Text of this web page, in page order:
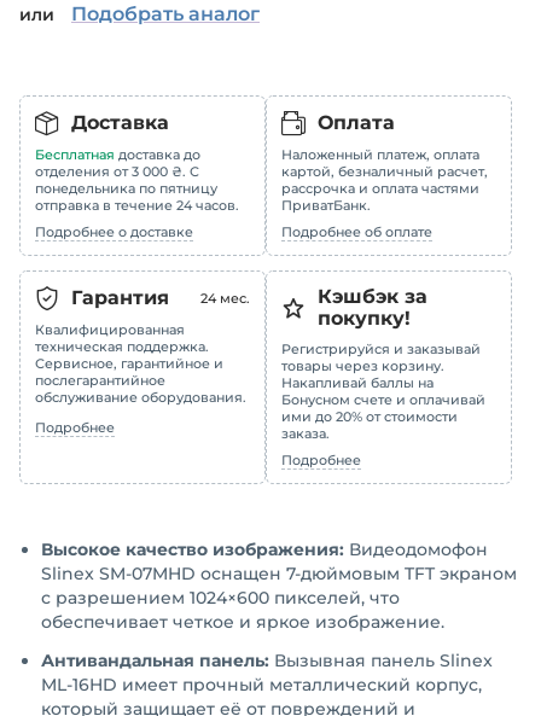
или Подобрать аналог
Доставка
Бесплатная доставка до
отделения от 3 000 ₴. С
понедельника по пятницу
отправка в течение 24 часов.
Подробнее о доставке
Оплата
Наложенный платеж, оплата
картой, безналичный расчет,
рассрочка и оплата частями
ПриватБанк.
Подробнее об оплате
Гарантия 24 мес.
Квалифицированная
техническая поддержка.
Сервисное, гарантийное и
послегарантийное
обслуживание оборудования.
Подробнее
Кэшбэк за
покупку!
Регистрируйся и заказывай
товары через корзину.
Накапливай баллы на
Бонусном счете и оплачивай
ими до 20% от стоимости
заказа.
Подробнее
Высокое качество изображения: Видеодомофон
Slinex SM-07MHD оснащен 7-дюймовым TFT экраном
с разрешением 1024×600 пикселей, что
обеспечивает четкое и яркое изображение.
Антивандальная панель: Вызывная панель Slinex
ML-16HD имеет прочный металлический корпус,
который защищает её от повреждений и